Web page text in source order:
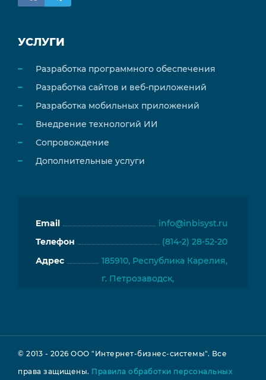
УСЛУГИ
Разработка программного обеспечения
Разработка сайтов и веб-приложений
Разработка мобильных приложений
Внедрение технологий ИИ
Сопровождение
Дополнительные услуги
Email
info@inbisyst.ru
Телефон
(814-2) 28-52-20
Адрес
185910, Республика Карелия,
г. Петрозаводск,
© 2013 - 2026 ООО "Интернет-бизнес-системы". Все
права защищены. Правила обработки персональных